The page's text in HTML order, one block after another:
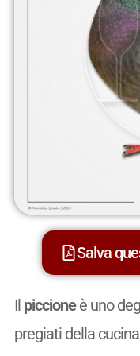
Salva
Il piccioneè uno
pregiati della